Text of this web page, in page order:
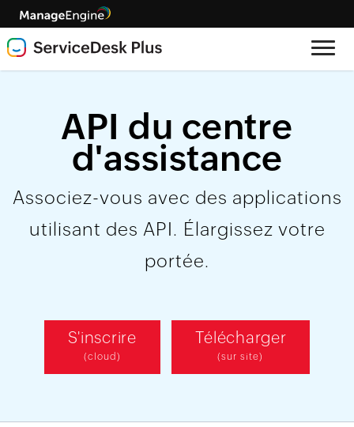
API du centre
d'assistance
Associez-vous avec des applications
utilisant des API. Élargissez votre
portée.
S'inscrire
(cloud)
Télécharger
(sur site)